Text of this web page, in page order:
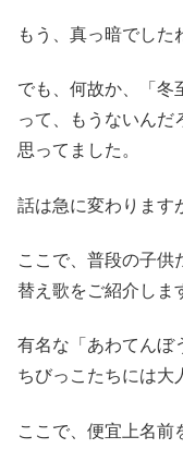
もう、真っ暗でした
でも、何故か、「冬
って、もうないんだ
思ってました。
話は急に変わります
ここで、普段の子供
替え歌をご紹介しま
有名な「あわてんぼ
ちびっこたちには大
ここで、便宜上名前